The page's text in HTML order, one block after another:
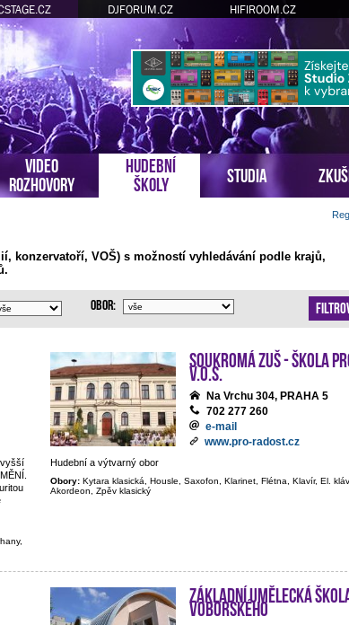
DJFORUM.CZ HIFIROOM.CZ
VIDEO
ROZHOVORY
HUDEBNÍ
ŠKOLY
STUDIA
konzervatoří, VOŠ) s možností vyhledávání podle krajů,
Obor:
vyšší
Soukromá ZUŠ - Škola
v.o.s.
Na Vrchu 304, PRAHA 5
702 277 260
e-mail
www.pro-radost.cz
Hudební a výtvarný obor
Obory: Kytara klasická, Housle, Saxofon, Klarinet, Flétna, Klavír, El.
Akordeon, Zpěv klasický
Základní umělecká škola
Voborského